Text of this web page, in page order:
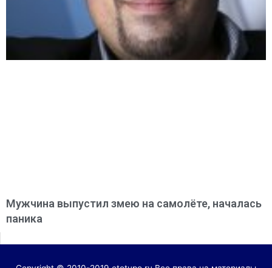
Мужчина выпустил змею на самолёте, началась
паника